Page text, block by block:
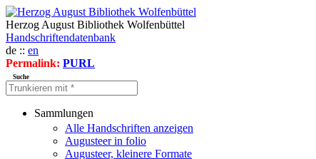
Herzog August Bibliothek Wolfenbüttel
Handschriftendatenbank
de :: en
Permalink: PURL
Suche
Sammlungen
Alle Handschriften anzeigen
Augusteer in folio
Augusteer, kleinere Formate